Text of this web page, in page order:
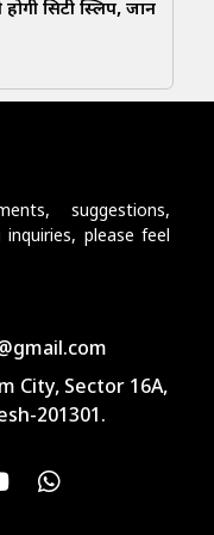
होगी सिटी स्लिप, जानें
suggestions,
please feel
City, Sector 16A,
201301.